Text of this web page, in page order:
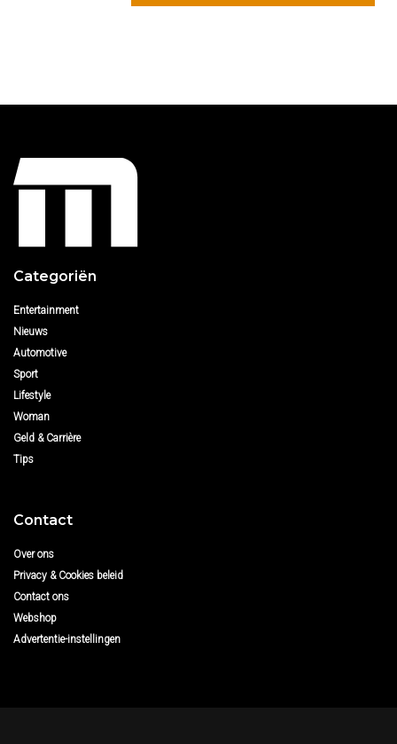
Categoriën
Entertainment
Nieuws
Automotive
Sport
Lifestyle
Woman
Geld & Carrière
Tips
Contact
Over ons
Privacy & Cookies beleid
Contact ons
Webshop
Advertentie-instellingen